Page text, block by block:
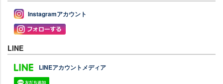
Instagramアカウント
LINE
LINEアカウントメディア